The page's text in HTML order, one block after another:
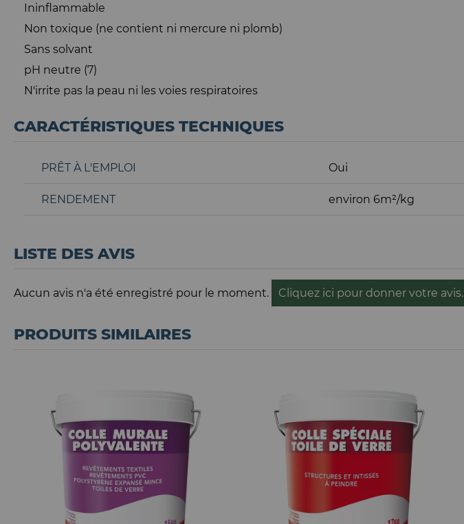
Ininflammable
Non toxique (ne contient ni mercure ni plomb)
Sans solvant
pH neutre (7)
N'irrite pas la peau ni les voies respiratoires
CARACTÉRISTIQUES TECHNIQUES
PRÊT À L'EMPLOI Oui
RENDEMENT environ 6m²/kg
LISTE DES AVIS
Aucun avis n'a été enregistré pour le moment. Cliquez ici pour donner votre avis.
PRODUITS SIMILAIRES